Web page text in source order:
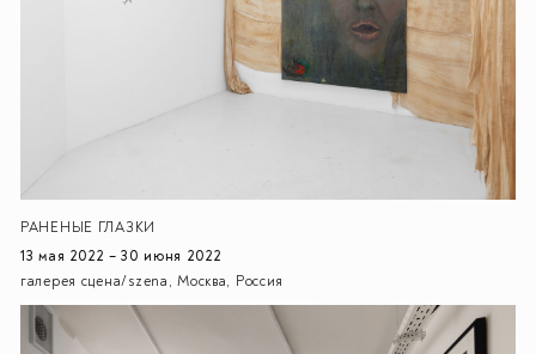
РАНЕНЫЕ ГЛАЗКИ
13 мая 2022 – 30 июня 2022
галерея сцена/szena, Москва, Россия